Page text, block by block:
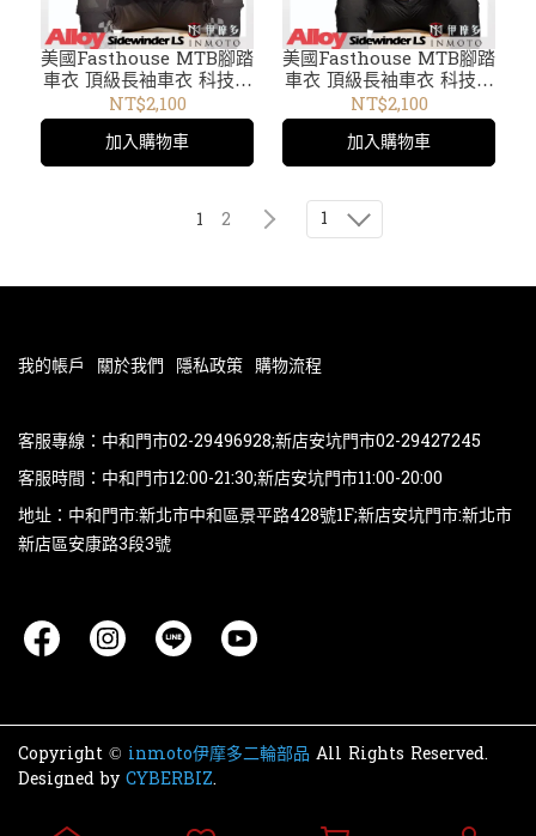
美國Fasthouse MTB腳踏
車衣 頂級長袖車衣 科技布
料 吸濕排汗布料 T恤
Alloy Sidewinder LS
5849-10XX奶黑
NT$2,100
加入購物車
美國Fasthouse MTB腳踏
車衣 頂級長袖車衣 科技布
料 吸濕排汗布料 T恤
Alloy Sidewinder LS
5849-43XX銹藍黑
NT$2,100
加入購物車
1 2 1
我的帳戶 關於我們 隱私政策 購物流程
客服專線：中和門市02-29496928;新店安坑門市02-29427245
客服時間：中和門市12:00-21:30;新店安坑門市11:00-20:00
地址：中和門市:新北市中和區景平路428號1F;新店安坑門市:新北市
新店區安康路3段3號
Copyright © inmoto伊摩多二輪部品 All Rights Reserved.
Designed by CYBERBIZ.